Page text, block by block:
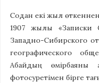
Содан екі жыл
1907 жылы «Записки
Западно-Сибирского
географического
Абайдың өмірбаяны
фотосуретімен бірге